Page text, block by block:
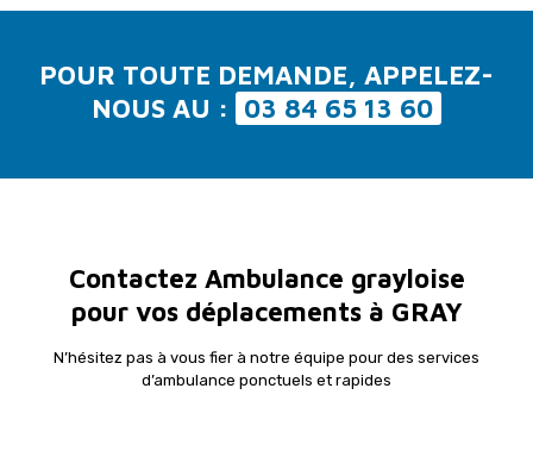
POUR TOUTE DEMANDE, APPELEZ-
NOUS AU :
03 84 65 13 60
Contactez Ambulance grayloise
pour vos déplacements à GRAY
N’hésitez pas à vous fier à notre équipe pour des services
d’ambulance ponctuels et rapides